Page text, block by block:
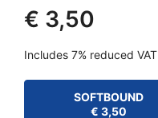
€ 3,50
Includes 7% reduced VAT
SOFTBOUND
€ 3,50